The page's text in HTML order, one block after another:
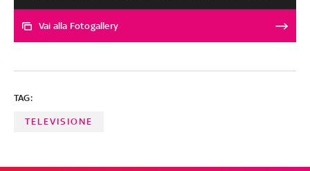
Bisciglia. Nel corso delle varie edizioni moltissime sono le
coppie che - anche grazie a tentatrici e tentatori - hanno
amore felice
Vai alla Fotogallery
TAG:
TELEVISIONE